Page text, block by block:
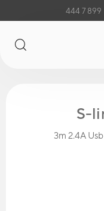
444 7 899
S-
3m 2.4A